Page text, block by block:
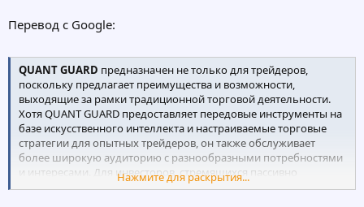
Перевод с Google:
QUANT GUARD предназначен не только для трейдеров,
поскольку предлагает преимущества и возможности,
выходящие за рамки традиционной торговой деятельности.
Хотя QUANT GUARD предоставляет передовые инструменты на
базе искусственного интеллекта и настраиваемые торговые
стратегии для опытных трейдеров, он также обслуживает
более широкую аудиторию с разнообразными потребностями
и интересами. Для инвесторов, стремящихся пассивно
приумножить свое богатство, пакеты заработка QUANT GUARD
Нажмите для раскрытия...